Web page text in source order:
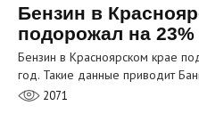
Бензин в
подорожал на 23%
Бензин в Красноярском крае
год. Такие данные приводит
2071